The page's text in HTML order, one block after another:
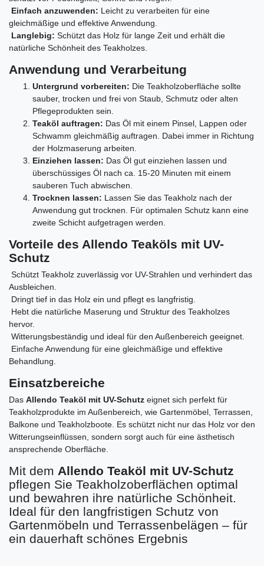
Einfach anzuwenden: Leicht zu verarbeiten für eine
gleichmäßige und effektive Anwendung.
Langlebig: Schützt das Holz für lange Zeit und erhält die
natürliche Schönheit des Teakholzes.
Anwendung und Verarbeitung
Untergrund vorbereiten: Die Teakholzoberfläche sollte
sauber, trocken und frei von Staub, Schmutz oder alten
Pflegeprodukten sein.
Teaköl auftragen: Das Öl mit einem Pinsel, Lappen oder
Schwamm gleichmäßig auftragen. Dabei immer in Richtung
der Holzmaserung arbeiten.
Einziehen lassen: Das Öl gut einziehen lassen und
überschüssiges Öl nach ca. 15-20 Minuten mit einem
sauberen Tuch abwischen.
Trocknen lassen: Lassen Sie das Teakholz nach der
Anwendung gut trocknen. Für optimalen Schutz kann eine
zweite Schicht aufgetragen werden.
Vorteile des Allendo Teaköls mit UV-
Schutz
Schützt Teakholz zuverlässig vor UV-Strahlen und verhindert das
Ausbleichen.
Dringt tief in das Holz ein und pflegt es langfristig.
Hebt die natürliche Maserung und Struktur des Teakholzes
hervor.
Witterungsbeständig und ideal für den Außenbereich geeignet.
Einfache Anwendung für eine gleichmäßige und effektive
Behandlung.
Einsatzbereiche
Das Allendo Teaköl mit UV-Schutz eignet sich perfekt für
Teakholzprodukte im Außenbereich, wie Gartenmöbel, Terrassen,
Balkone und Teakholzboote. Es schützt nicht nur das Holz vor den
Witterungseinflüssen, sondern sorgt auch für eine ästhetisch
ansprechende Oberfläche.
Mit dem Allendo Teaköl mit UV-Schutz
pflegen Sie Teakholzoberflächen optimal
und bewahren ihre natürliche Schönheit.
Ideal für den langfristigen Schutz von
Gartenmöbeln und Terrassenbelägen – für
ein dauerhaft schönes Ergebnis